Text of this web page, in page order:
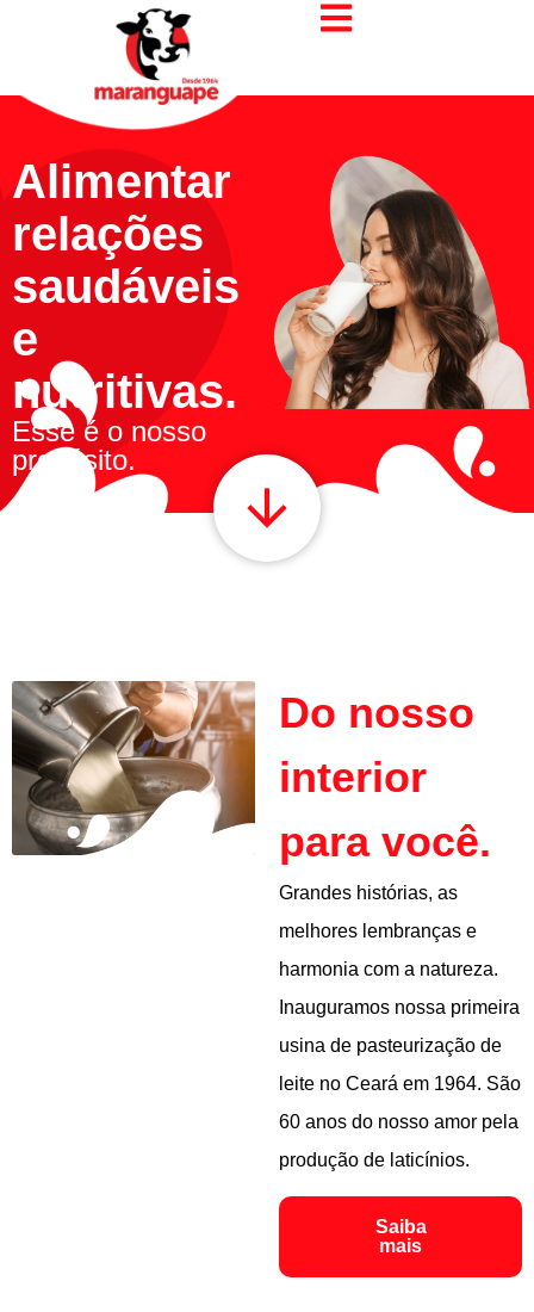
Alimentar
relações
saudáveis
e
nutritivas.
Esse é o nosso
propósito.
Do nosso
interior
para você.
Grandes histórias, as
melhores lembranças e
harmonia com a natureza.
Inauguramos nossa primeira
usina de pasteurização de
leite no Ceará em 1964. São
60 anos do nosso amor pela
produção de laticínios.
Saiba
mais